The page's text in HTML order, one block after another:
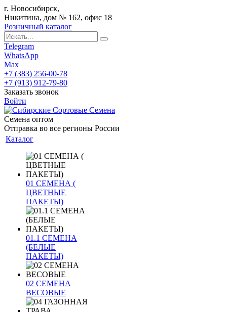
г. Новосибирск,
Никитина, дом № 162, офис 18
Розничный каталог
Telegram
WhatsApp
Max
+7 (383) 256-00-78
+7 (913) 912-79-80
Заказать звонок
Войти
Семена оптом
Отправка во все регионы России
Каталог
01 СЕМЕНА (
ЦВЕТНЫЕ
ПАКЕТЫ)
01.1 СЕМЕНА
(БЕЛЫЕ
ПАКЕТЫ)
02 СЕМЕНА
ВЕСОВЫЕ